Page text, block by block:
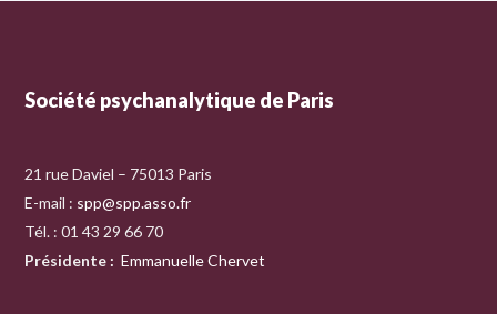
Société psychanalytique de Paris
21 rue Daviel – 75013 Paris
E-mail : spp@spp.asso.fr
Tél. : 01 43 29 66 70
Présidente : Emmanuelle Chervet